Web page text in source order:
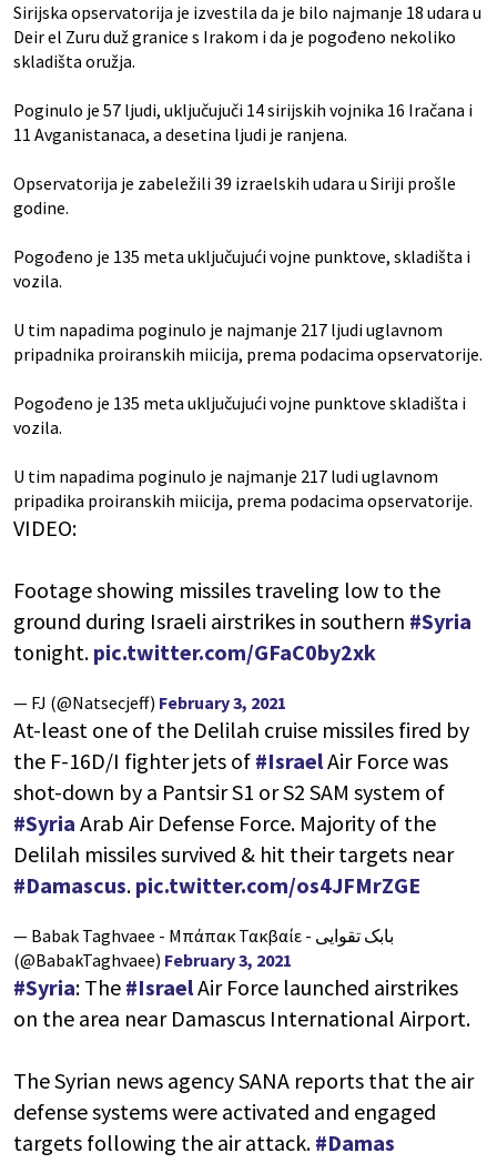
Sirijska opservatorija je izvestila da je bilo najmanje 18 udara u
Deir el Zuru duž granice s Irakom i da je pogođeno nekoliko
skladišta oružja.
Poginulo je 57 ljudi, uključujuči 14 sirijskih vojnika 16 Iračana i
11 Avganistanaca, a desetina ljudi je ranjena.
Opservatorija je zabeležili 39 izraelskih udara u Siriji prošle
godine.
Pogođeno je 135 meta uključujući vojne punktove, skladišta i
vozila.
U tim napadima poginulo je najmanje 217 ljudi uglavnom
pripadnika proiranskih miicija, prema podacima opservatorije.
Pogođeno je 135 meta uključujući vojne punktove skladišta i
vozila.
U tim napadima poginulo je najmanje 217 ludi uglavnom
pripadika proiranskih miicija, prema podacima opservatorije.
VIDEO:
Footage showing missiles traveling low to the
ground during Israeli airstrikes in southern #Syria
tonight. pic.twitter.com/GFaC0by2xk
— FJ (@Natsecjeff) February 3, 2021
At-least one of the Delilah cruise missiles fired by
the F-16D/I fighter jets of #IsraelAir Force was
shot-down by a Pantsir S1 or S2 SAM system of
#Syria Arab Air Defense Force. Majority of the
Delilah missiles survived & hit their targets near
#Damascus. pic.twitter.com/os4JFMrZGE
— Babak Taghvaee - Μπάπακ Τακβαίε - بابک تقوایی
(@BabakTaghvaee) February 3, 2021
#Syria: The #IsraelAir Force launched airstrikes
on the area near Damascus International Airport.
The Syrian news agency SANA reports that the air
defense systems were activated and engaged
targets following the air attack. #Damas